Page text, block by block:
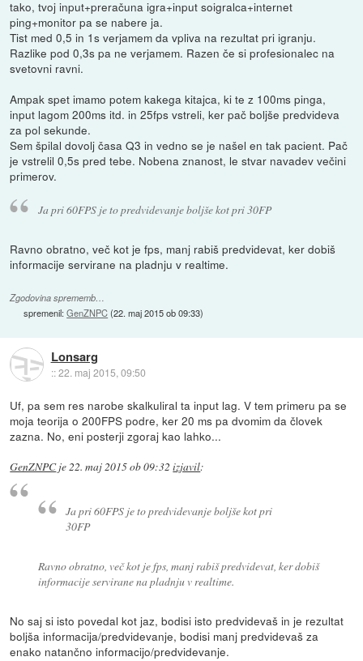
tako, tvoj input+preračuna igra+input soigralca+internet
ping+monitor pa se nabere ja.
Tist med 0,5 in 1s verjamem da vpliva na rezultat pri igranju.
Razlike pod 0,3s pa ne verjamem. Razen če si profesionalec na
svetovni ravni.
Ampak spet imamo potem kakega kitajca, ki te z 100ms pinga,
input lagom 200ms itd. in 25fps vstreli, ker pač boljše predvideva
za pol sekunde.
Sem špilal dovolj časa Q3 in vedno se je našel en tak pacient. Pač
je vstrelil 0,5s pred tebe. Nobena znanost, le stvar navadev večini
primerov.
Ja pri 60FPS je to predvidevanje boljše kot pri 30FP
Ravno obratno, več kot je fps, manj rabiš predvidevat, ker dobiš
informacije servirane na pladnju v realtime.
Zgodovina sprememb…
spremenil:GenZNPC(22. maj 2015 ob 09:33)
Lonsarg
::22. maj 2015, 09:50
Uf, pa sem res narobe skalkuliral ta input lag. V tem primeru pa se
moja teorija o 200FPS podre, ker 20 ms pa dvomim da človek
zazna. No, eni posterji zgoraj kao lahko...
GenZNPCje22. maj 2015 ob 09:32 izjavil:
Ja pri 60FPS je to predvidevanje boljše kot pri
30FP
Ravno obratno, več kot je fps, manj rabiš predvidevat, ker dobiš
informacije servirane na pladnju v realtime.
No saj si isto povedal kot jaz, bodisi isto predvidevaš in je rezultat
boljša informacija/predvidevanje, bodisi manj predvidevaš za
enako natančno informacijo/predvidevanje.